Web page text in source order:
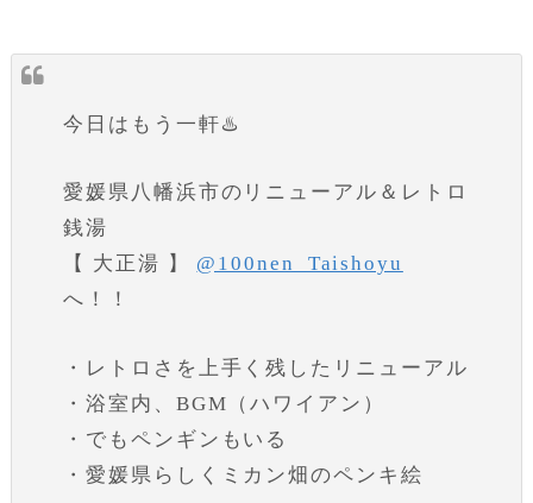
今日はもう一軒♨️
愛媛県八幡浜市のリニューアル＆レトロ
銭湯
【 大正湯 】 @100nen_Taishoyu
へ！！
・レトロさを上手く残したリニューアル
・浴室内、BGM（ハワイアン）
・でもペンギンもいる
・愛媛県らしくミカン畑のペンキ絵